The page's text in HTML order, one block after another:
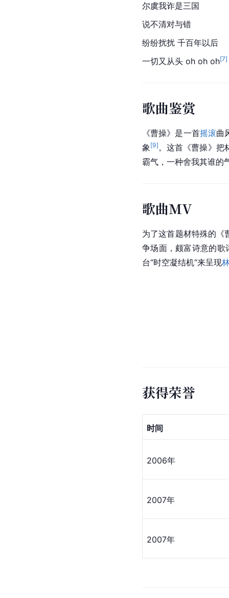
尔虞我诈是三国
说不清对与错
纷纷扰扰 千百年以后
一切又从头 oh oh oh[7]
歌曲鉴赏
《曹操》是一首摇滚曲
象[9]。这首《曹操》把
霸气，一种舍我其谁的
歌曲MV
为了这首题材特殊的《
争场面，颇富诗意的歌
台“时空凝结机“来呈现
获得荣誉
时间
2006年
2007年
2007年